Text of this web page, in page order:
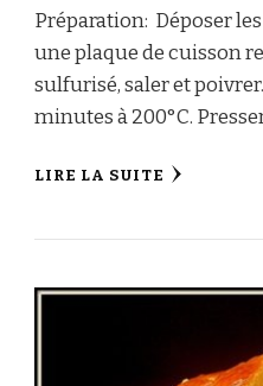
Préparation: Déposer
une plaque de cuisson
sulfurisé, saler et
minutes à 200°C.
LIRE LA SUITE